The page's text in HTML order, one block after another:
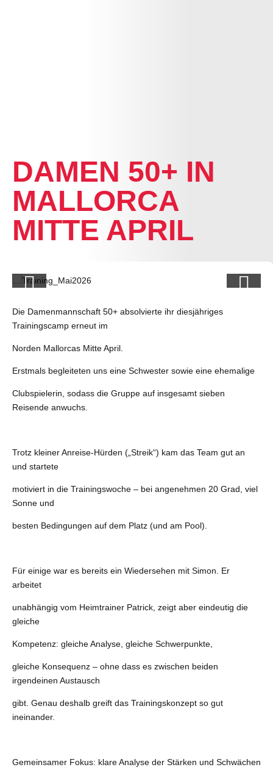
DAMEN 50+ IN
MALLORCA
MITTE APRIL
Die Damenmannschaft 50+ absolvierte ihr diesjähriges
Trainingscamp erneut im
Norden Mallorcas Mitte April.
Erstmals begleiteten uns eine Schwester sowie eine ehemalige
Clubspielerin, sodass die Gruppe auf insgesamt sieben
Reisende anwuchs.
Trotz kleiner Anreise-Hürden („Streik“) kam das Team gut an
und startete
motiviert in die Trainingswoche – bei angenehmen 20 Grad, viel
Sonne und
besten Bedingungen auf dem Platz (und am Pool).
Für einige war es bereits ein Wiedersehen mit Simon. Er
arbeitet
unabhängig vom Heimtrainer Patrick, zeigt aber eindeutig die
gleiche
Kompetenz: gleiche Analyse, gleiche Schwerpunkte,
gleiche Konsequenz – ohne dass es zwischen beiden
irgendeinen Austausch
gibt. Genau deshalb greift das Trainingskonzept so gut
ineinander.
Gemeinsamer Fokus: klare Analyse der Stärken und Schwächen